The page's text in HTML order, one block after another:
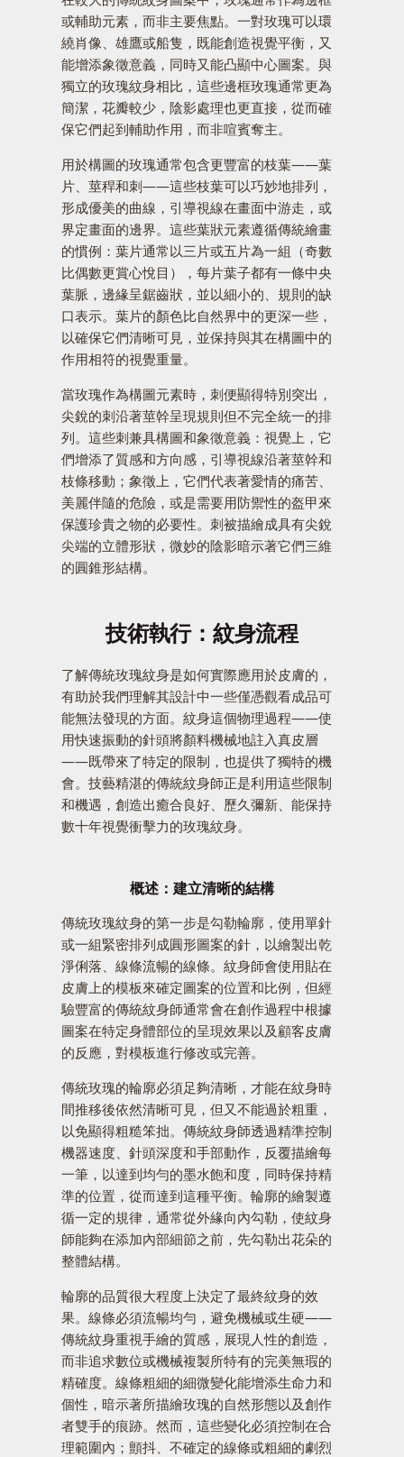
或輔助元素，而非主要焦點。一對玫瑰可以環
繞肖像、雄鷹或船隻，既能創造視覺平衡，又
能增添象徵意義，同時又能凸顯中心圖案。與
獨立的玫瑰紋身相比，這些邊框玫瑰通常更為
簡潔，花瓣較少，陰影處理也更直接，從而確
保它們起到輔助作用，而非喧賓奪主。
用於構圖的玫瑰通常包含更豐富的枝葉——葉
片、莖稈和刺——這些枝葉可以巧妙地排列，
形成優美的曲線，引導視線在畫面中游走，或
界定畫面的邊界。這些葉狀元素遵循傳統繪畫
的慣例：葉片通常以三片或五片為一組（奇數
比偶數更賞心悅目），每片葉子都有一條中央
葉脈，邊緣呈鋸齒狀，並以細小的、規則的缺
口表示。葉片的顏色比自然界中的更深一些，
以確保它們清晰可見，並保持與其在構圖中的
作用相符的視覺重量。
當玫瑰作為構圖元素時，刺便顯得特別突出，
尖銳的刺沿著莖幹呈現規則但不完全統一的排
列。這些刺兼具構圖和象徵意義：視覺上，它
們增添了質感和方向感，引導視線沿著莖幹和
枝條移動；象徵上，它們代表著愛情的痛苦、
美麗伴隨的危險，或是需要用防禦性的盔甲來
保護珍貴之物的必要性。刺被描繪成具有尖銳
尖端的立體形狀，微妙的陰影暗示著它們三維
的圓錐形結構。
技術執行：紋身流程
了解傳統玫瑰紋身是如何實際應用於皮膚的，
有助於我們理解其設計中一些僅憑觀看成品可
能無法發現的方面。紋身這個物理過程——使
用快速振動的針頭將顏料機械地註入真皮層
——既帶來了特定的限制，也提供了獨特的機
會。技藝精湛的傳統紋身師正是利用這些限制
和機遇，創造出癒合良好、歷久彌新、能保持
數十年視覺衝擊力的玫瑰紋身。
概述：建立清晰的結構
傳統玫瑰紋身的第一步是勾勒輪廓，使用單針
或一組緊密排列成圓形圖案的針，以繪製出乾
淨俐落、線條流暢的線條。紋身師會使用貼在
皮膚上的模板來確定圖案的位置和比例，但經
驗豐富的傳統紋身師通常會在創作過程中根據
圖案在特定身體部位的呈現效果以及顧客皮膚
的反應，對模板進行修改或完善。
傳統玫瑰的輪廓必須足夠清晰，才能在紋身時
間推移後依然清晰可見，但又不能過於粗重，
以免顯得粗糙笨拙。傳統紋身師透過精準控制
機器速度、針頭深度和手部動作，反覆描繪每
一筆，以達到均勻的墨水飽和度，同時保持精
準的位置，從而達到這種平衡。輪廓的繪製遵
循一定的規律，通常從外緣向內勾勒，使紋身
師能夠在添加內部細節之前，先勾勒出花朵的
整體結構。
輪廓的品質很大程度上決定了最終紋身的效
果。線條必須流暢均勻，避免機械或生硬——
傳統紋身重視手繪的質感，展現人性的創造，
而非追求數位或機械複製所特有的完美無瑕的
精確度。線條粗細的細微變化能增添生命力和
個性，暗示著所描繪玫瑰的自然形態以及創作
者雙手的痕跡。然而，這些變化必須控制在合
理範圍內；顫抖、不確定的線條或粗細的劇烈